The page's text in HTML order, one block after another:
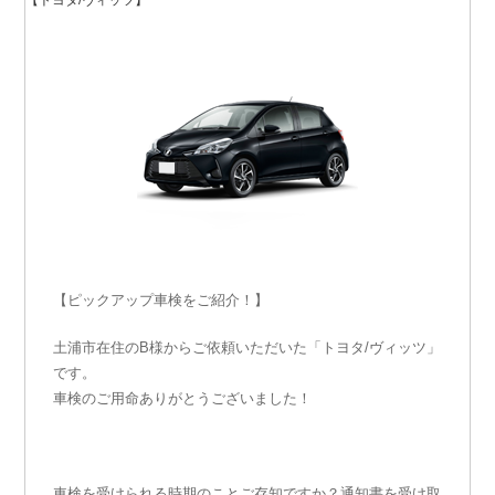
【ピックアップ車検をご紹介！】
土浦市在住のB様からご依頼いただいた「トヨタ/ヴィッツ」
です。
車検のご用命ありがとうございました！